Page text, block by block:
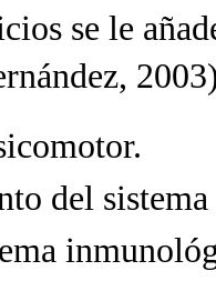
se le
del